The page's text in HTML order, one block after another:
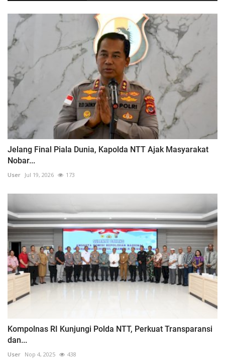
Jelang Final Piala Dunia, Kapolda NTT Ajak Masyarakat
Nobar...
User Jul 19, 2026 173
Kompolnas RI Kunjungi Polda NTT, Perkuat Transparansi
dan...
User Nop 4, 2025 438